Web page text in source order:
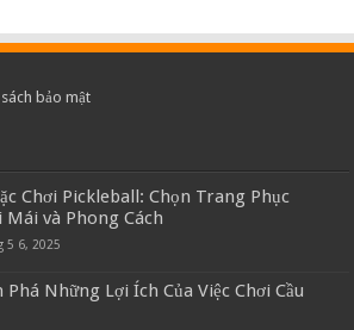
bảo mật
Chơi Pickleball: Chọn Trang Phục
Mái và Phong Cách
5 6, 2025
Phá Những Lợi Ích Của Việc Chơi Cầu